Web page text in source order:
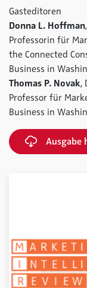
Gasteditoren
Donna L. Hoffman
Professorin für
the Connected
Business in
Thomas P. Novak,
Professor für
Business in
Ausgabe